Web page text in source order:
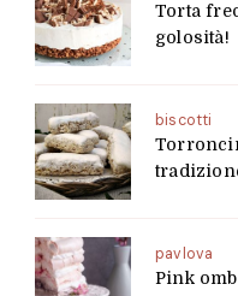
Torta
golosità!
biscotti
pavlova
Pink